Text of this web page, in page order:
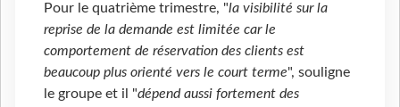
Pour le quatrième trimestre, "la visibilité sur la
reprise de la demande est limitée car le
comportement de réservation des clients est
beaucoup plus orienté vers le court terme", souligne
le groupe et il "dépend aussi fortement des